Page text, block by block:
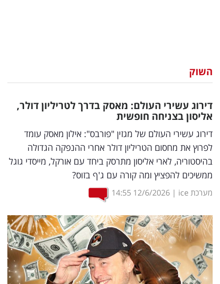
וצרכנות
דיגיטל
וטק
שיווק
ופרסום
משפט
מדדים
ומחקרים
דעות
רכילות
השוק
דירוג עשירי העולם: מאסק בדרך לטריליון דולר,
אליסון בצניחה חופשית
דירוג עשירי העולם של מגזין "פורבס": אילון מאסק עומד
לפרוץ את מחסום הטריליון דולר אחרי ההנפקה הגדולה
בהיסטוריה, לארי אליסון מתרסק ביחד עם אורקל, מייסדי גוגל
ממשיכים להפציץ ומה קורה עם ג'ף בזוס?
מערכת ice |
12/6/2026
14:55